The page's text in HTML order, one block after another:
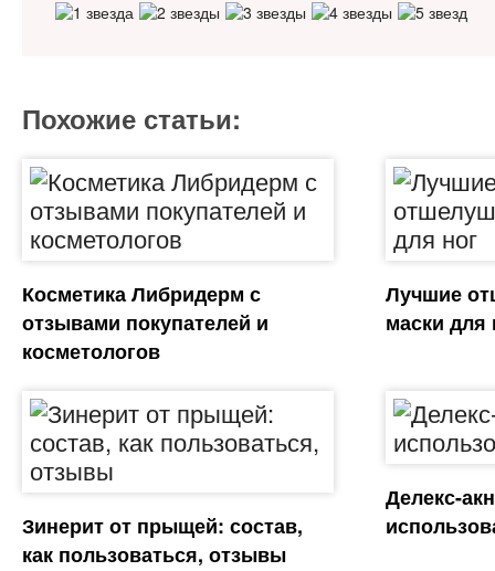
Похожие статьи:
Косметика Либридерм с
отзывами покупателей и
косметологов
Лучшие
маски для
Зинерит от прыщей: состав,
как пользоваться, отзывы
Делекс-